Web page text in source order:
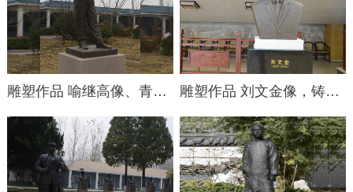
雕塑作品 喻继高像、青铜高2.3米、安放地点：喻继高纪念馆 雕塑作品 刘文金像，铸铜，安放地点：中央民族乐团